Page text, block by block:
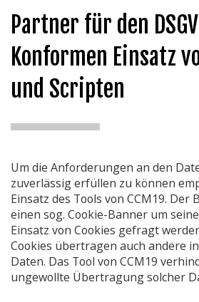
Partner für den
Konformen Einsatz
und Scripten
Um die Anforderungen an den
zuverlässig erfüllen zu können
Einsatz des Tools von CCM19. Der
einen sog. Cookie-Banner um
Einsatz von Cookies gefragt
Cookies übertragen auch andere
Daten. Das Tool von CCM19
ungewollte Übertragung solcher